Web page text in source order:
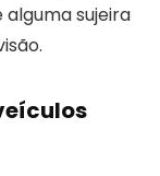
alguma sujeira